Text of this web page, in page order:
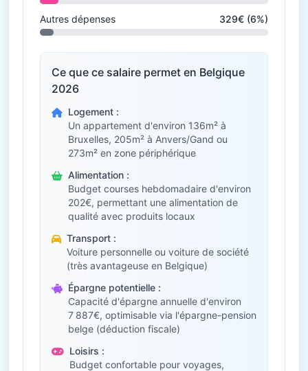
Autres dépenses 329€ (6%)
Ce que ce salaire permet en Belgique
2026
Logement :
Un appartement d'environ 136m² à
Bruxelles, 205m² à Anvers/Gand ou
273m² en zone périphérique
Alimentation :
Budget courses hebdomadaire d'environ
202€, permettant une alimentation de
qualité avec produits locaux
Transport :
Voiture personnelle ou voiture de société
(très avantageuse en Belgique)
Épargne potentielle :
Capacité d'épargne annuelle d'environ
7 887€, optimisable via l'épargne-pension
belge (déduction fiscale)
Loisirs :
Budget confortable pour voyages,